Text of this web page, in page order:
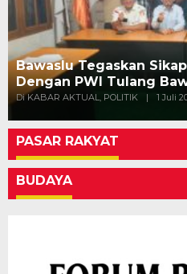
Bawaslu Tegaskan
Dengan PWI Tulang
Di KABAR AKTUAL, POLITIK | 1 Juli
PASAR RAKYAT
BUDAYA